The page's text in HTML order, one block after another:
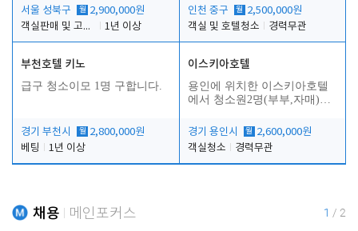
서울 성북구 월 2,900,000원
객실판매 및 고객응대
1년 이상
인천 중구 월 2,500,000원
객실 및 호텔청소
경력무관
부천호텔 키노
급구 청소이모 1명 구합니다.
경기 부천시 월 2,800,000원
베팅
1년 이상
이스키아호텔
용인에 위치한 이스키아호텔
에서 청소원2명(부부,자매)을
경기 용인시
월 2,600,000원
객실청소
경력무관
채용 메인포커스 1 / 2